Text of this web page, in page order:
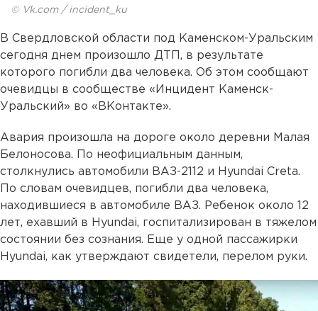
© Vk.com / incident_ku
В Свердловской области под Каменском-Уральским
сегодня днем произошло ДТП, в результате
которого погибли два человека. Об этом сообщают
очевидцы в сообществе «Инцидент Каменск-
Уральский» во «ВКонтакте».
Авария произошла на дороге около деревни Малая
Белоносова. По неофициальным данным,
столкнулись автомобили ВАЗ-2112 и Hyundai Creta.
По словам очевидцев, погибли два человека,
находившиеся в автомобиле ВАЗ. Ребенок около 12
лет, ехавший в Hyundai, госпитализирован в тяжелом
состоянии без сознания. Еще у одной пассажирки
Hyundai, как утверждают свидетели, перелом руки.